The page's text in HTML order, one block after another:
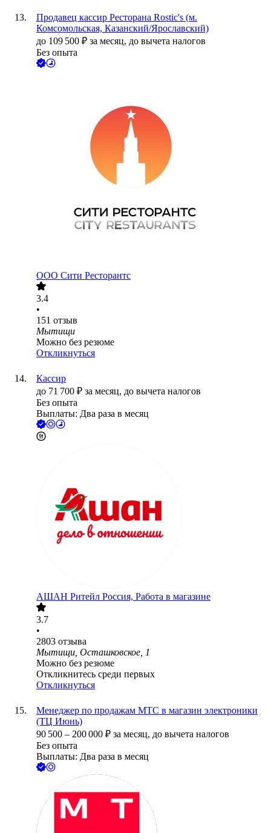
Продавец кассир Ресторана Rostic's (м.
Комсомольская, Казанский/Ярославский)
до 109 500 ₽ за месяц, до вычета налогов
Без опыта
ООО Сити Ресторантс
3.4
•
151 отзыв
Мытищи
Можно без резюме
Откликнуться
Кассир
до 71 700 ₽ за месяц, до вычета налогов
Без опыта
Выплаты: Два раза в месяц
АШАН Ритейл Россия, Работа в магазине
3.7
•
2803 отзыва
Мытищи, Осташковское, 1
Можно без резюме
Откликнитесь среди первых
Откликнуться
Менеджер по продажам МТС в магазин электроники
(ТЦ Июнь)
90 500 – 200 000 ₽ за месяц, до вычета налогов
Без опыта
Выплаты: Два раза в месяц